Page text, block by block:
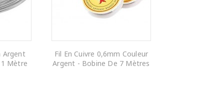
Argent
Mètre
Fil En Cuivre 0,6mm Couleur
Argent - Bobine De 7 Mètres